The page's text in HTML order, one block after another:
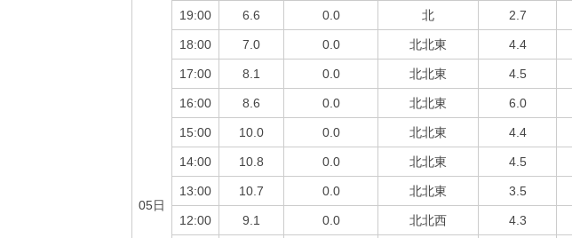
05日
19:00 6.6 0.0 北 2.7
18:00 7.0 0.0 北北東 4.4
17:00 8.1 0.0 北北東 4.5
16:00 8.6 0.0 北北東 6.0
15:00 10.0 0.0 北北東 4.4
14:00 10.8 0.0 北北東 4.5
13:00 10.7 0.0 北北東 3.5
12:00 9.1 0.0 北北西 4.3